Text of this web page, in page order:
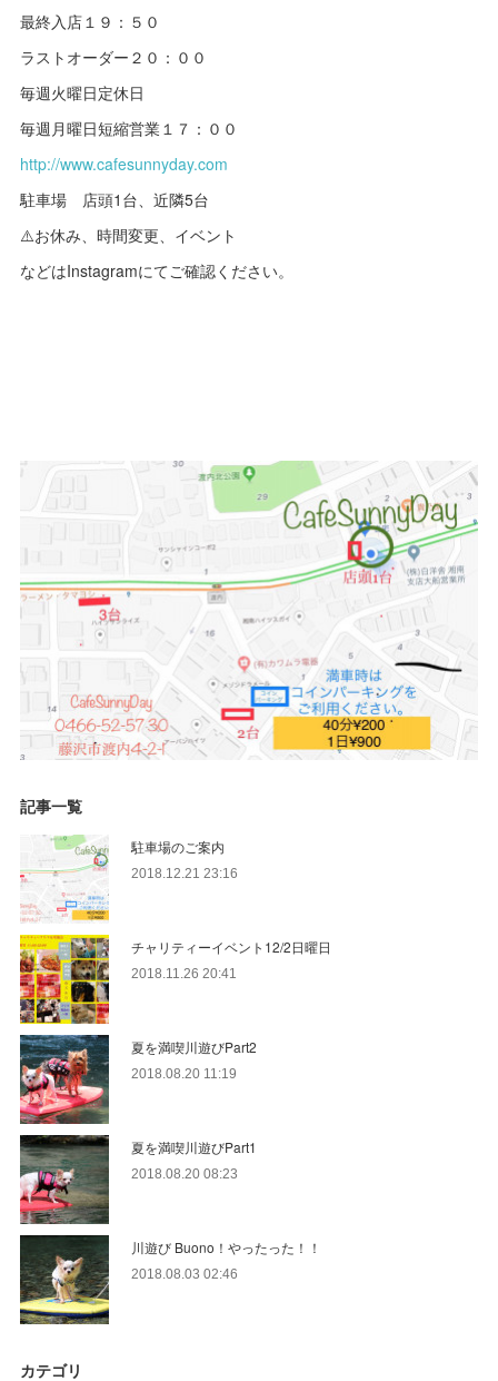
最終入店１９：５０
ラストオーダー２０：００
毎週火曜日定休日
毎週月曜日短縮営業１７：００
http://www.cafesunnyday.com
駐車場 店頭1台、近隣5台
⚠️お休み、時間変更、イベント
などはInstagramにてご確認ください。
記事一覧
駐車場のご案内
2018.12.21 23:16
チャリティーイベント12/2日曜日
2018.11.26 20:41
夏を満喫川遊びPart2
2018.08.20 11:19
夏を満喫川遊びPart1
2018.08.20 08:23
川遊び Buono！やったった！！
2018.08.03 02:46
カテゴリ